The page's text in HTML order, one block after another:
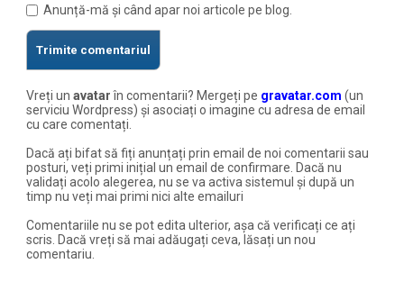
Anunță-mă și când apar noi articole pe blog.
Vreți unavatarîn comentarii? Mergeți pe gravatar.com (un
serviciu Wordpress) și asociați o imagine cu adresa de email
cu care comentați.
Dacă ați bifat să fiți anunțați prin email de noi comentarii sau
posturi, veți primi inițial un email de confirmare. Dacă nu
validați acolo alegerea, nu se va activa sistemul și după un
timp nu veți mai primi nici alte emailuri
Comentariile nu se pot edita ulterior, așa că verificați ce ați
scris. Dacă vreți să mai adăugați ceva, lăsați un nou
comentariu.